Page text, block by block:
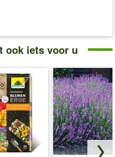
ook iets voor u